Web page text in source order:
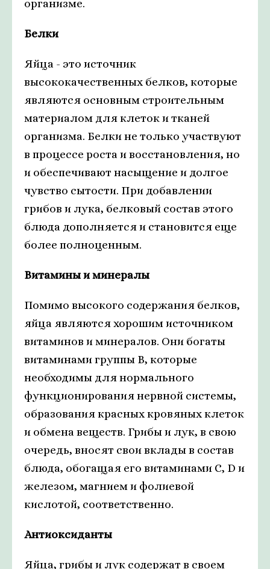
организме.
Белки
Яйца - это источник
высококачественных белков, которые
являются основным строительным
материалом для клеток и тканей
организма. Белки не только участвуют
в процессе роста и восстановления, но
и обеспечивают насыщение и долгое
чувство сытости. При добавлении
грибов и лука, белковый состав этого
блюда дополняется и становится еще
более полноценным.
Витамины и минералы
Помимо высокого содержания белков,
яйца являются хорошим источником
витаминов и минералов. Они богаты
витаминами группы В, которые
необходимы для нормального
функционирования нервной системы,
образования красных кровяных клеток
и обмена веществ. Грибы и лук, в свою
очередь, вносят свои вклады в состав
блюда, обогащая его витаминами С, D и
железом, магнием и фолиевой
кислотой, соответственно.
Антиоксиданты
Яйца, грибы и лук содержат в своем